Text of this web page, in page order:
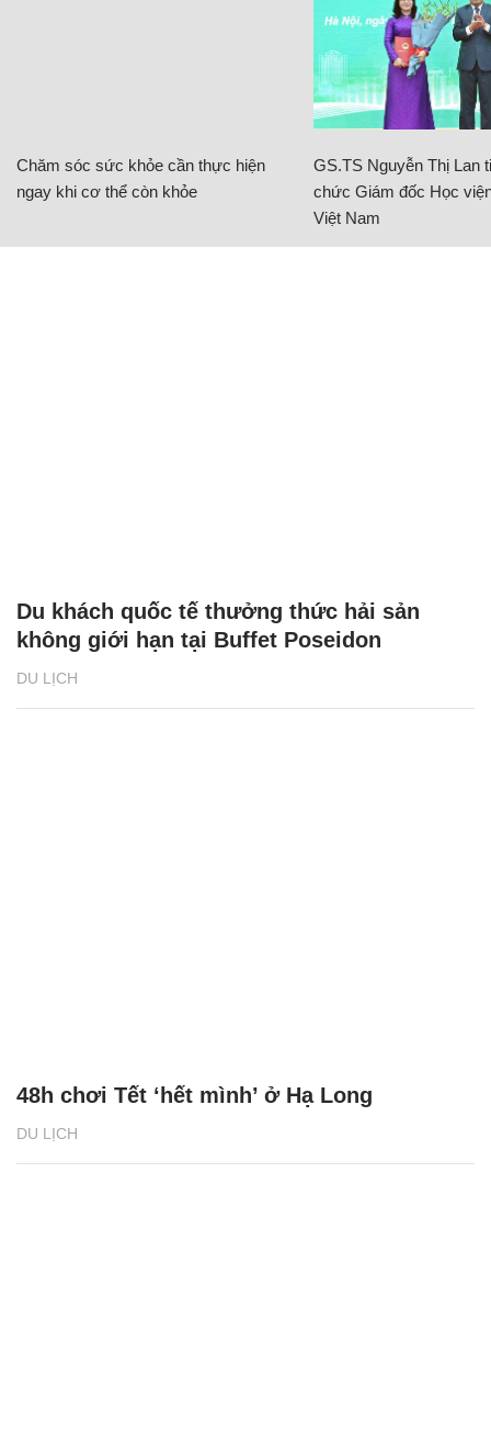
Chăm sóc sức khỏe cần thực hiện
ngay khi cơ thể còn khỏe
GS.TS Nguyễn Thị Lan
chức Giám đốc Học
Việt Nam
DU LỊCH
Du khách quốc tế thưởng thức hải sản
không giới hạn tại Buffet Poseidon
DU LỊCH
48h chơi Tết ‘hết mình’ ở Hạ Long